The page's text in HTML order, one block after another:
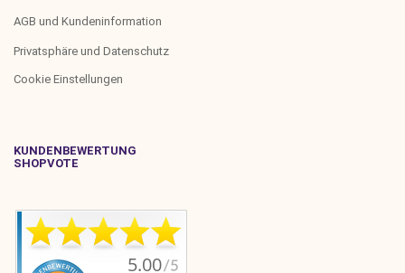
AGB und Kundeninformation
Privatsphäre und Datenschutz
Cookie Einstellungen
KUNDENBEWERTUNG
SHOPVOTE